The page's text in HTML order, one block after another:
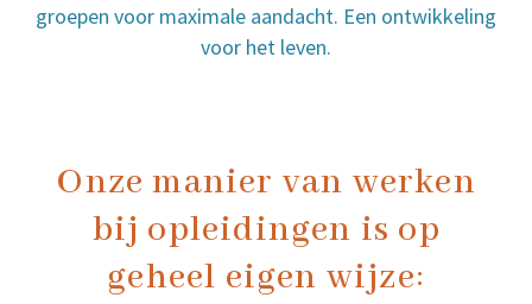
groepen voor maximale aandacht. Een ontwikkeling
voor het leven.
Onze manier van werken
bij opleidingen is op
geheel eigen wijze: